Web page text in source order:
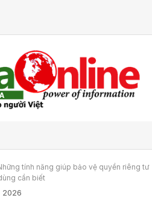
tính năng giúp bảo vệ quyền riêng tư
cần biết
2026